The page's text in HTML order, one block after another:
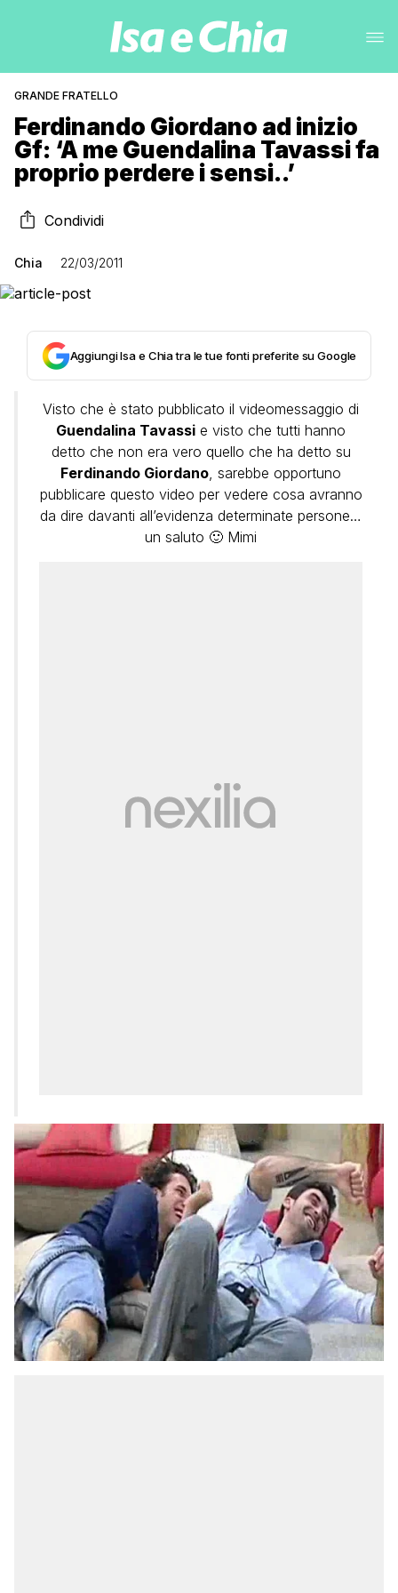
GRANDE FRATELLO
Ferdinando Giordano ad inizio
Gf: ‘A me Guendalina Tavassi fa
proprio perdere i sensi..’
Condividi
Chia 22/03/2011
Aggiungi Isa e Chia tra le tue fonti preferite su Google
Visto che è stato pubblicato il videomessaggio di
Guendalina Tavassi e visto che tutti hanno
detto che non era vero quello che ha detto su
Ferdinando Giordano, sarebbe opportuno
pubblicare questo video per vedere cosa avranno
da dire davanti all’evidenza determinate persone…
un saluto 🙂 Mimi